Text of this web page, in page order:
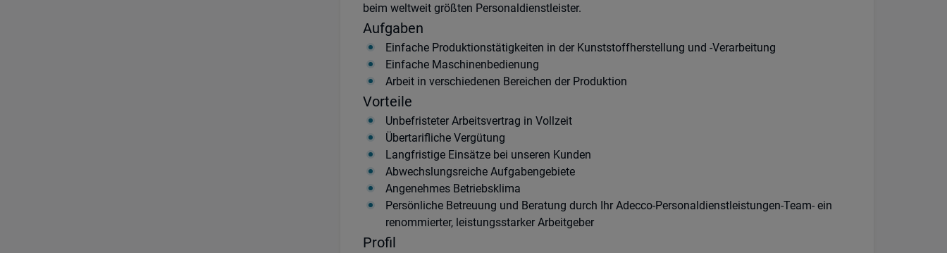
beim weltweit größten Personaldienstleister.
Aufgaben
Einfache Produktionstätigkeiten in der Kunststoffherstellung und -Verarbeitung
Einfache Maschinenbedienung
Arbeit in verschiedenen Bereichen der Produktion
Vorteile
Unbefristeter Arbeitsvertrag in Vollzeit
Übertarifliche Vergütung
Langfristige Einsätze bei unseren Kunden
Abwechslungsreiche Aufgabengebiete
Angenehmes Betriebsklima
Persönliche Betreuung und Beratung durch Ihr Adecco-Personaldienstleistungen-Team- ein
renommierter, leistungsstarker Arbeitgeber
Profil